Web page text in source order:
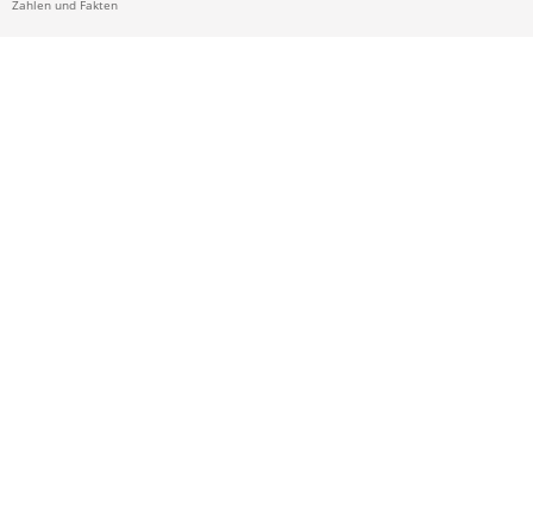
Zahlen und Fakten